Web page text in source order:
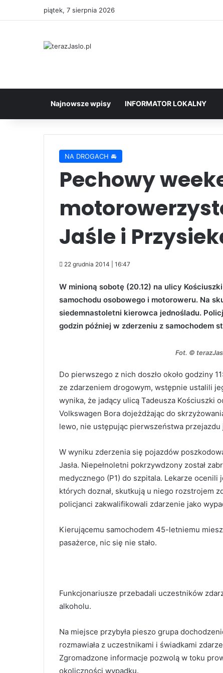
piątek, 7 sierpnia 2026
Najnowsze wpisy INFORMATOR LOKALNY
NA DROGACH 🚘
Pechowy
Jaśle i
22 grudnia 2014 | 16:47
W minioną sobotę (20.12) na ulicy
samochodu osobowego i motoroweru. Na
siedemnastoletni kierowca jednośladu.
godzin później w zderzeniu z samochodem
Fot. ©
Do pierwszego z nich doszło około godziny
ze zdarzeniem drogowym, wstępnie ustalili
wynika, że jadący ulicą Tadeusza Kościuszki
Volkswagen Bora dojeżdżając do
lewo, nie ustępując pierwszeństwa
W wyniku zderzenia się pojazdów
Jasła. Niepełnoletni pokrzywdzony został
medycznego (P1) do szpitala. Lekarze
których doznał, skutkują u niego rozstrojem
policjanci zakwalifikowali zdarzenie jako
Kierującemu samochodem 45-letniemu
pasażerce, nic się nie stało.
Funkcjonariusze przebadali uczestników
alkoholu.
Na miejsce przybyła pieszo grupa
rozmawiała z uczestnikami i świadkami
Zgromadzone informacje pozwolą w toku
okoliczności wypadku.